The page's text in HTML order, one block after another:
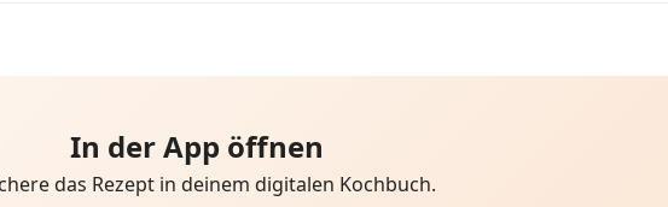
In der App öffnen
das Rezept in deinem digitalen Kochbuch.